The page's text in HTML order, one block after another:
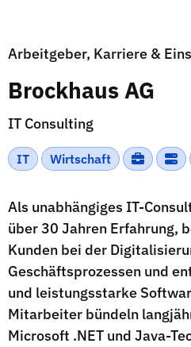
Arbeitgeber, Karriere &
Brockhaus AG
IT Consulting
IT Wirtschaft
Als unabhängiges IT-
über 30 Jahren Erfahrung,
Kunden bei der
Geschäftsprozessen und
und leistungsstarke
Mitarbeiter bündeln
Microsoft .NET und Java-